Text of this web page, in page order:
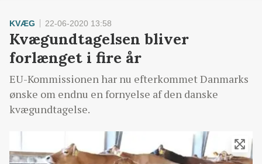
KVÆG 22-06-2020 13:58
Kvægundtagelsen bliver
forlænget i fire år
EU-Kommissionen har nu efterkommet Danmarks
ønske om endnu en fornyelse af den danske
kvægundtagelse.